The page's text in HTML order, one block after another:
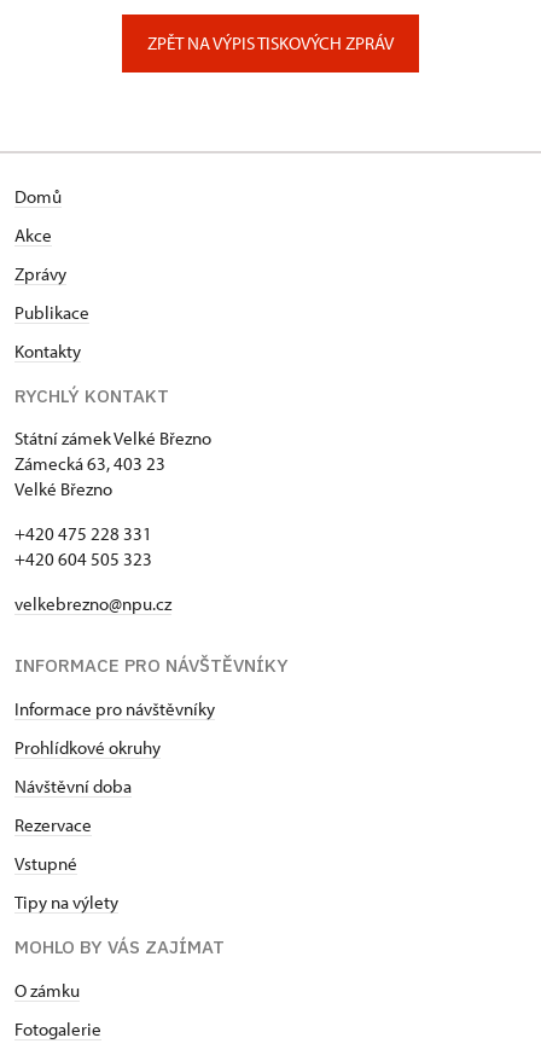
ZPĚT NA VÝPIS TISKOVÝCH ZPRÁV
Domů
Akce
Zprávy
Publikace
Kontakty
RYCHLÝ KONTAKT
Státní zámek Velké Březno
Zámecká 63, 403 23
Velké Březno
+420 475 228 331
+420 604 505 323
velkebrezno@npu.cz
INFORMACE PRO NÁVŠTĚVNÍKY
Informace pro návštěvníky
Prohlídkové okruhy
Návštěvní doba
Rezervace
Vstupné
Tipy na výlety
MOHLO BY VÁS ZAJÍMAT
O zámku
Fotogalerie